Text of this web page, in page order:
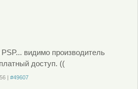
видимо производитель
доступ. ((
|#49607